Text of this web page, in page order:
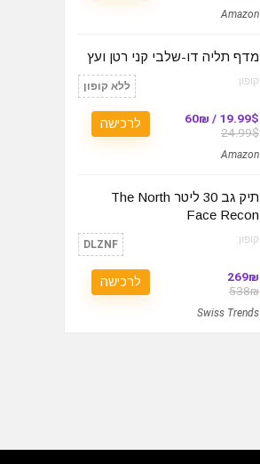
Amazon
מדף תליה דו-שלבי קני רטן ועץ
קופון: ללא קופון
19.99$ / 60₪
24.99$
Amazon
לרכישה
תיק גב 30 ליטר The North
Face Recon
קופון: DLZNF
269₪
538₪
Swiss Trends
לרכישה